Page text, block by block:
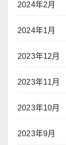
2024年2月
2024年1月
2023年12月
2023年11月
2023年10月
2023年9月